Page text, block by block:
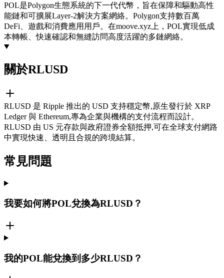
POL是Polygon生態系統的下一代代幣，旨在保障和驅動高性
能鏈和可擴展Layer-2解決方案網絡。Polygon支持數百萬
DeFi、遊戲和消費應用用戶。在moove.xyz上，POL實現低成
本轉帳、快速確認和無縫訪問高度活躍的多鏈網絡。
關於RLUSD
RLUSD 是 Ripple 推出的 USD 支持穩定幣,原生發行於 XRP
Ledger 與 Ethereum,專為企業與機構的支付流程而設計。
RLUSD 由 US 元存款與政府證券全額抵押,可在全球支付網路
中實現快速、透明且合規的跨境結算。
常見問題
我要如何將POL兌換為RLUSD？
我的POL能兌換到多少RLUSD？